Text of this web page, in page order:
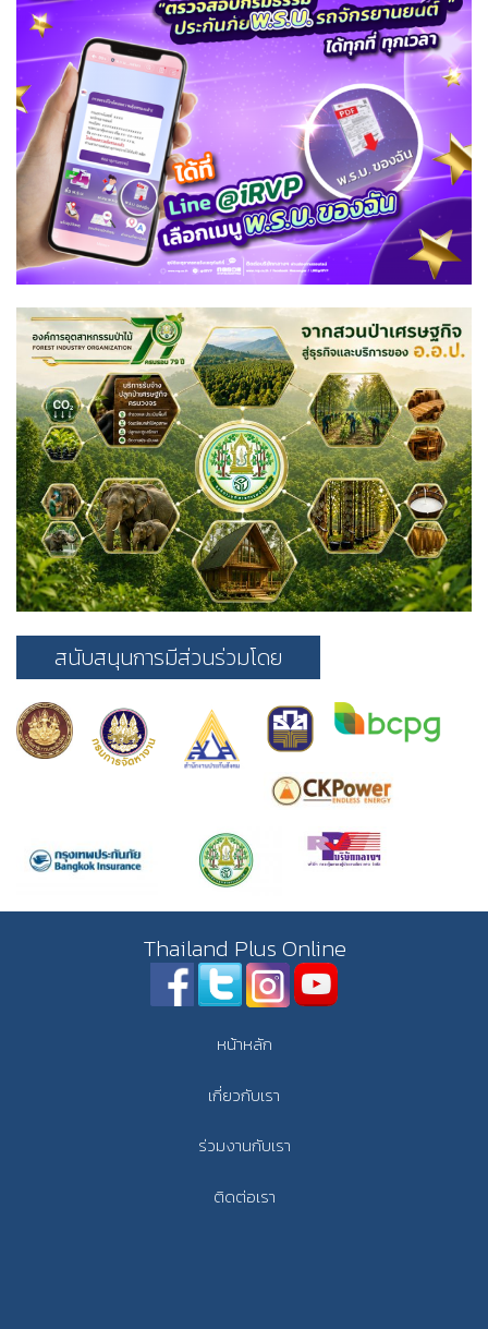
สนับสนุนการมีส่วนร่วมโดย
Thailand Plus Online
หน้าหลัก
เกี่ยวกับเรา
ร่วมงานกับเรา
ติดต่อเรา